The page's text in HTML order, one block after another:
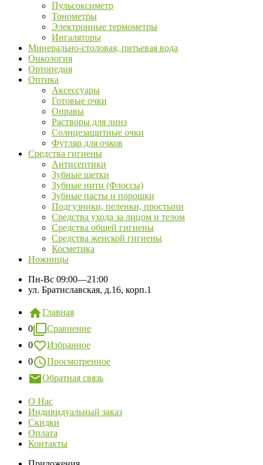
Пульсоксиметр
Тонометры
Электронные термометры
Ингаляторы
Минерально-столовая, питьевая вода
Онкология
Ортопедия
Оптика
Аксессуары
Готовые очки
Оправы
Растворы для линз
Солнцезащитные очки
Футляр для очков
Средства гигиены
Антисептики
Зубные щетки
Зубные нити (Флоссы)
Зубные пасты и порошки
Подгузники, пеленки, простыни
Средства ухода за лицом и телом
Средства общей гигиены
Средства женской гигиены
Косметика
Ножницы
Пн-Вс 09:00—21:00
ул. Братиславская, д.16, корп.1
Главная
0
Сравнение
0
Избранное
0
Просмотренное
Обратная связь
О Нас
Индивидуальный заказ
Скидки
Оплата
Контакты